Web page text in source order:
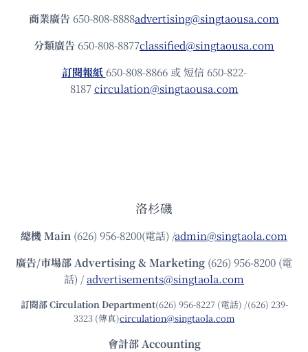
商業廣告 650-808-8888advertising@singtaousa.com
分類廣告 650-808-8877classified@singtaousa.com
訂閱報紙 650-808-8866 或 短信 650-822-
8187circulation@singtaousa.com
洛杉磯
總機Main (626) 956-8200(電話) /admin@singtaola.com
廣告/市場部Advertising & Marketing (626) 956-8200 (電
話) /advertisements@singtaola.com
訂閱部 Circulation Department(626) 956-8227 (電話) /(626) 239-
3323 (傳真)circulation@singtaola.com
會計部 Accounting